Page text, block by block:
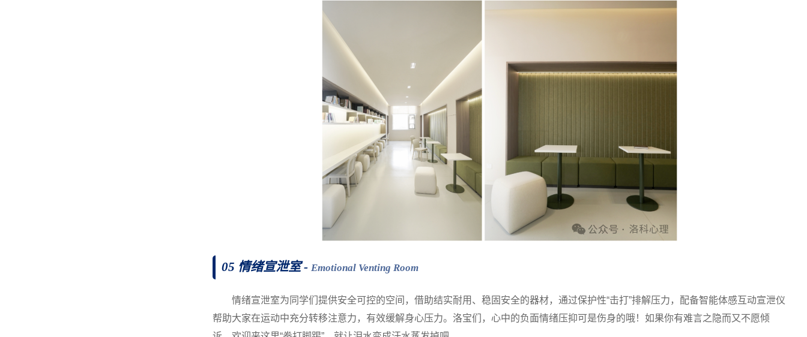
05 情绪宣泄室 - Emotional Venting Room
情绪宣泄室为同学们提供安全可控的空间，借助结实耐用、稳固安全的器材，通过保护性“击打”排解压力，配备智能体感互动宣泄仪
帮助大家在运动中充分转移注意力，有效缓解身心压力。洛宝们，心中的负面情绪压抑可是伤身的哦！如果你有难言之隐而又不愿倾